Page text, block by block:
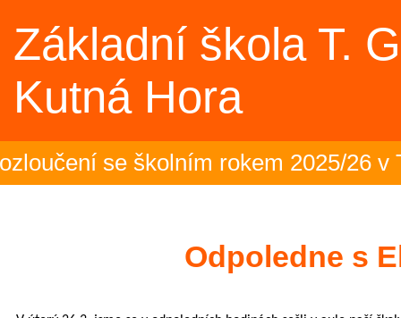
Základní škola T.
Kutná Hora
se školním rokem 2025/26 v
mozaika – projektový den (5.B)
Odpoledne s